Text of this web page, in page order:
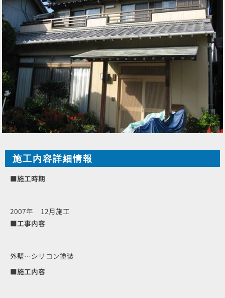
施工内容詳細情報
■施工時期
2007年 12月施工
■工事内容
外壁…シリコン塗装
■施工内容